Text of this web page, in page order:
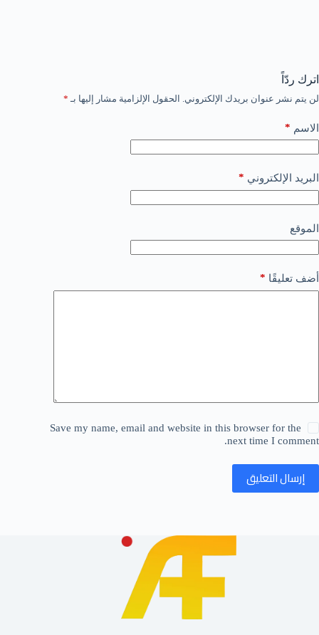
اترك ردّاً
لن يتم نشر عنوان بريدك الإلكتروني. الحقول الإلزامية مشار إليها بـ *
الاسم *
البريد الإلكتروني *
الموقع
أضف تعليقًا *
Save my name, email and website in this browser for the
next time I comment.
إرسال التعليق